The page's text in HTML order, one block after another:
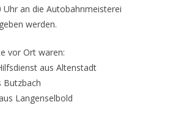
Uhr an die Autobahnmeisterei
werden.
vor Ort waren:
aus Altenstadt
Butzbach
Langenselbold